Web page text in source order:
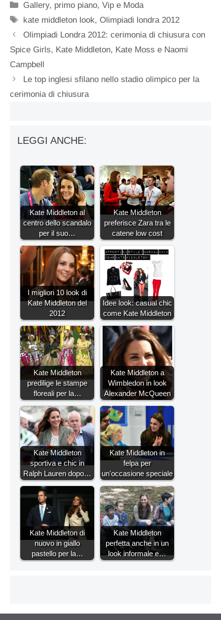
Categorie
Gallery, primo piano,Vip e Moda
Tag
kate middleton look,Olimpiadi londra 2012
Olimpiadi Londra 2012: cerimonia di chiusura con
Spice Girls, Kate Middleton, Kate Moss e Naomi
Campbell
Le top inglesi sfilano nello stadio olimpico per la
cerimonia di chiusura
LEGGI ANCHE:
Kate Middleton al
centro dello scandalo
per il suo…
Kate Middleton
preferisce Zara tra le
catene low cost
I migliori 10 look di
Kate Middleton del
2012
Idee look: casual chic
come Kate Middleton
Kate Middleton
predilige le stampe
floreali per la…
Kate Middleton a
Wimbledon in look
Alexander McQueen
Kate Middleton
sportiva e chic in
Ralph Lauren dopo…
Kate Middleton in
felpa per
un'occasione speciale
Kate Middleton di
nuovo in giallo
pastello per la…
Kate Middleton
perfetta anche in un
look informale e…